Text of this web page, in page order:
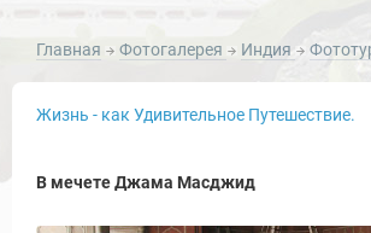
Главная Фотогалерея Индия Фототур
Жизнь - как Удивительное Путешествие.
В мечете Джама Масджид